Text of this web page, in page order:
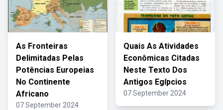
As Fronteiras
Delimitadas Pelas
Potências Europeias
No Continente
Africano
07 September 2024
Quais As Atividades
Econômicas Citadas
Neste Texto Dos
Antigos Egípcios
07 September 2024